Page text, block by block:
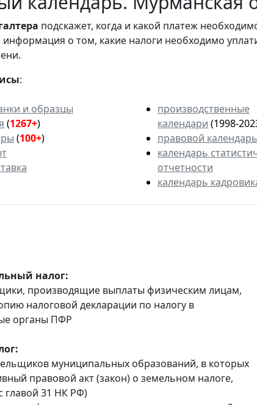
подскажет, когда и какой платеж
информация о том, какие налоги необходимо
:
и образцы
(1267+)
(100+)
производственные
календари (1998-
правовой календарь
календарь
отчетности
календарь
налог:
производящие выплаты физическим лицам,
налоговой декларации по налогу в
органы ПФР
муниципальных образований, в которых
правовой акт (закон) о земельном налоге,
главой 31 НК РФ)